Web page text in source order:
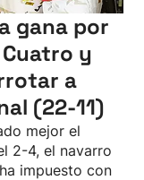
gana por
y
a
(22-11)
mejor el
2-4, el navarro
impuesto con